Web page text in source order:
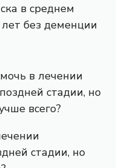
в среднем
без деменции
стадии, но